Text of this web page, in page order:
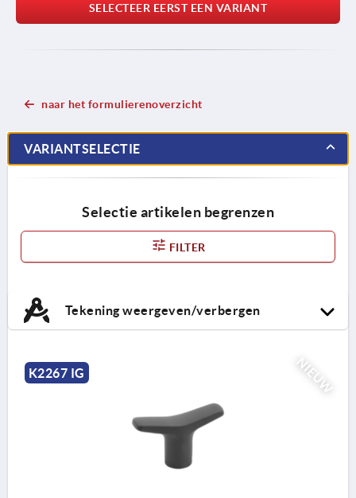
SELECTEER EERST EEN VARIANT
naar het formulierenoverzicht
VARIANTSELECTIE
Selectie artikelen begrenzen
FILTER
Tekening weergeven/verbergen
NIEUW
K2267 IG